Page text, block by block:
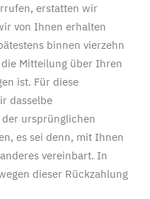
erstatten wir
von Ihnen erhalten
binnen vierzehn
die Mitteilung über Ihren
ist. Für diese
dasselbe
ursprünglichen
es sei denn, mit Ihnen
vereinbart. In
dieser Rückzahlung